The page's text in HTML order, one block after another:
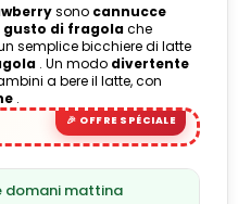
sono cannucce
gusto di fragolache
semplice bicchiere di latte
. Un modo divertente
a bere il latte, con
.
domani mattina